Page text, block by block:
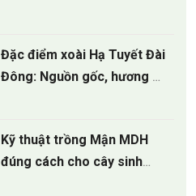
Đặc điểm xoài Hạ Tuyết Đài
Đông: Nguồn gốc, hương vị
Kỹ thuật trồng Mận MDH
đúng cách cho cây sinh